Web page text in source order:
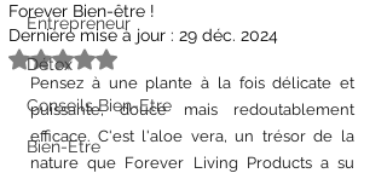
Entrepreneur
Détox
Conseils Bien-Etre
Bien-Etre
Forever Bien-être !
Dernière mise à jour : 29 déc. 2024
Noté NaN étoiles sur 5.
Pensez à une plante à la fois délicate et
puissante, douce mais redoutablement
efficace. C'est l'aloe vera, un trésor de la
nature que Forever Living Products a su